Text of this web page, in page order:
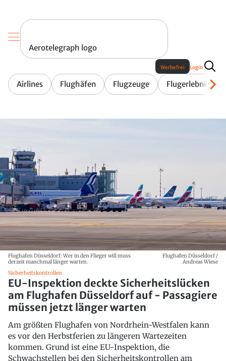
Aerotelegraph logo
Airlines Flughäfen Flugzeuge Flugerlebnis
Werbefrei Login
Flughafen Düsseldorf: Wer in den Flieger will muss
derzeit manchmal länger warten.
Flughafen Düsseldorf /
Andreas Wiese
Sicherheitskontrollen
EU-Inspektion deckte Sicherheitslücken
am Flughafen Düsseldorf auf - Passagiere
müssen jetzt länger warten
Am größten Flughafen von Nordrhein-Westfalen kann
es vor den Herbstferien zu längeren Wartezeiten
kommen. Grund ist eine EU-Inspektion, die
Schwachstellen bei den Sicherheitskontrollen am